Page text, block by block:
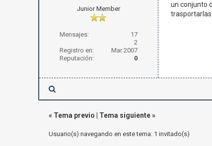
Junior Member
Mensajes:
17
2
Registro en:
Mar 2007
Reputación:
0
un conjunto
trasportarlas
« Tema previo Tema siguiente»
Usuario(s) navegando en este tema: 1 invitado(s)